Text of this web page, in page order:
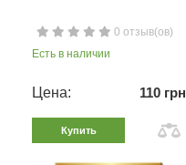
0 отзыв(ов)
Есть в наличии
Цена: 110 грн
Купить